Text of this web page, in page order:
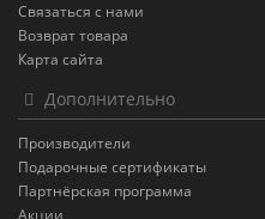
Связаться с нами
Возврат товара
Карта сайта
Дополнительно
Производители
Подарочные сертификаты
Партнёрская программа
Акции